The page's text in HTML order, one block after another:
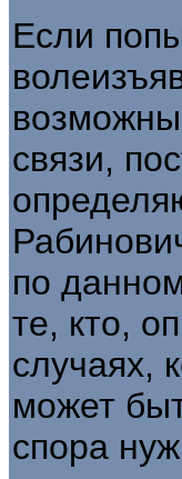
Если
связи,
по
те, кто,
случаях,
может
спора